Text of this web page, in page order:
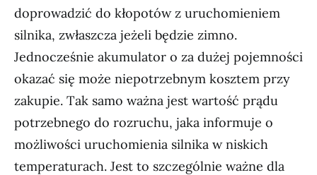
doprowadzić do kłopotów z uruchomieniem
silnika, zwłaszcza jeżeli będzie zimno.
Jednocześnie akumulator o za dużej pojemności
okazać się może niepotrzebnym kosztem przy
zakupie. Tak samo ważna jest wartość prądu
potrzebnego do rozruchu, jaka informuje o
możliwości uruchomienia silnika w niskich
temperaturach. Jest to szczególnie ważne dla